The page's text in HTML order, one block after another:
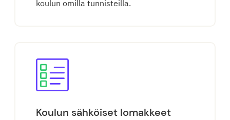
koulun omilla tunnisteilla.
Koulun sähköiset lomakkeet